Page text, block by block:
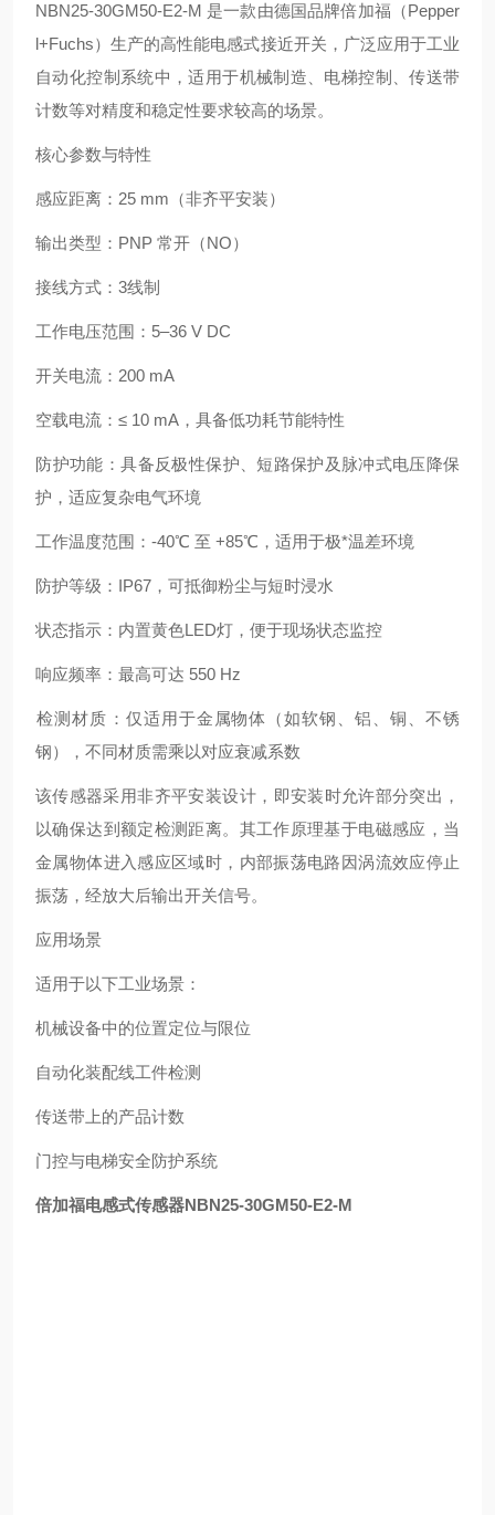
‌NBN25-30GM50-E2-M‌ 是一款由德国品牌‌倍加福（Pepper
l+Fuchs）‌生产的高性能电感式接近开关，广泛应用于工业
自动化控制系统中，适用于机械制造、电梯控制、传送带
计数等对精度和稳定性要求较高的场景。
核心参数与特性
‌感应距离‌：‌25 mm‌（非齐平安装）
‌输出类型‌：‌PNP 常开（NO）‌
‌接线方式‌：‌3线制‌
‌工作电压范围‌：‌5–36 V DC‌
‌开关电流‌：‌200 mA‌
‌空载电流‌：≤ ‌10 mA‌，具备低功耗节能特性
‌防护功能‌：具备反极性保护、短路保护及脉冲式电压降保
护，适应复杂电气环境
‌工作温度范围‌：‌-40℃ 至 +85℃‌，适用于极*温差环境
‌防护等级‌：IP67，可抵御粉尘与短时浸水
‌状态指示‌：内置‌黄色LED灯‌，便于现场状态监控
‌响应频率‌：最高可达 ‌550 Hz‌
‌检测材质‌：仅适用于金属物体（如软钢、铝、铜、不锈
钢），不同材质需乘以对应衰减系数
该传感器采用‌非齐平安装设计‌，即安装时允许部分突出，
以确保达到额定检测距离。其工作原理基于电磁感应，当
金属物体进入感应区域时，内部振荡电路因涡流效应停止
振荡，经放大后输出开关信号。
应用场景
适用于以下工业场景：
机械设备中的位置定位与限位
自动化装配线工件检测
传送带上的产品计数
门控与电梯安全防护系统
倍加福电感式传感器NBN25-30GM50-E2-M